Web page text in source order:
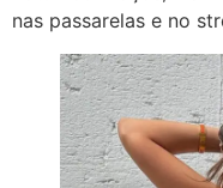
nas passarelas e no